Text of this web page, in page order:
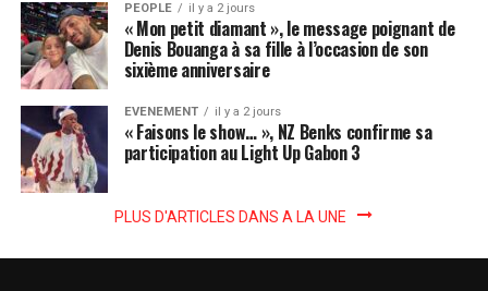
PEOPLE il y a 2 jours
« Mon petit diamant », le message poignant de
Denis Bouanga à sa fille à l’occasion de son
sixième anniversaire
EVENEMENT il y a 2 jours
« Faisons le show… », NZ Benks confirme sa
participation au Light Up Gabon 3
PLUS D'ARTICLES DANS A LA UNE